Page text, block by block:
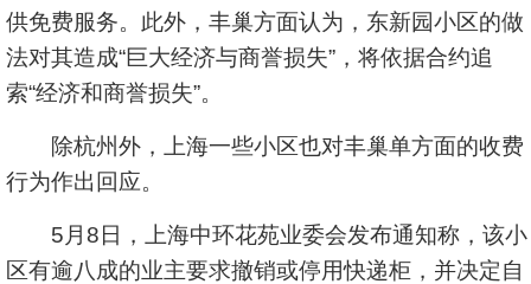
供免费服务。此外，丰巢方面认为，东新园小区的做
法对其造成“巨大经济与商誉损失”，将依据合约追
索“经济和商誉损失”。
除杭州外，上海一些小区也对丰巢单方面的收费
行为作出回应。
5月8日，上海中环花苑业委会发布通知称，该小
区有逾八成的业主要求撤销或停用快递柜，并决定自